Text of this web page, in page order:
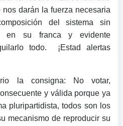
darán la fuerza necesaria
del sistema sin
en su franca y evidente
todo. ¡Estad alertas
la consigna: No votar,
y válida porque ya
pluripartidista, todos son los
mecanismo de reproducir su